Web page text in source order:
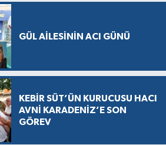
GÜL AİLESİNİN ACI GÜNÜ
KEBİR SÜT’ÜN KURUCUSU HACI
AVNİ KARADENİZ’E SON
GÖREV